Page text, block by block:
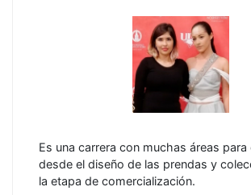
Es una carrera con muchas áreas para
desde el diseño de las prendas y
la etapa de comercialización.